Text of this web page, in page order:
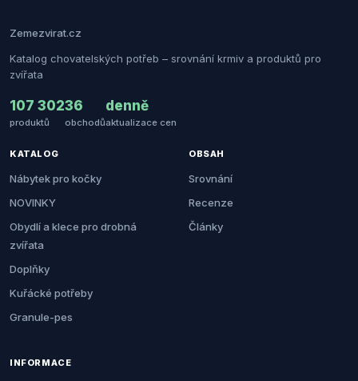
Zemezvirat.cz
Katalog chovatelských potřeb – srovnání krmiv a produktů pro
zvířata
107 302
produktů
36
obchodů
denně
aktualizace cen
KATALOG
Nábytek pro kočky
NOVINKY
Obydlí a klece pro drobná
zvířata
Doplňky
Kuřácké potřeby
Granule-pes
OBSAH
Srovnání
Recenze
Články
INFORMACE